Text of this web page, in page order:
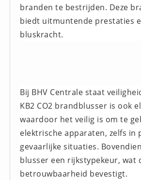
Blusdekens (1)
Brandblussers (0)
Blusserkasten (3)
Brandmelders
CO melders (2)
Rookmelders (8)
Brandmelders - Algemeen (1)
Brandvertragend
Brandvertragend (9)
branden te bestrijden. Deze
biedt uitmuntende prestaties
bluskracht.
Bij BHV Centrale staat
KB2 CO2 brandblusser is ook
waardoor het veilig is om te
elektrische apparaten, zelfs in
gevaarlijke situaties.
blusser een rijkstypekeur, wat
betrouwbaarheid bevestigt.